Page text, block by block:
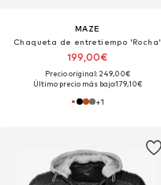
MAZE
Chaqueta de entretiempo 'Rocha'
199,00€
Precio original: 249,00€
Último precio más bajo:179,10€
+1